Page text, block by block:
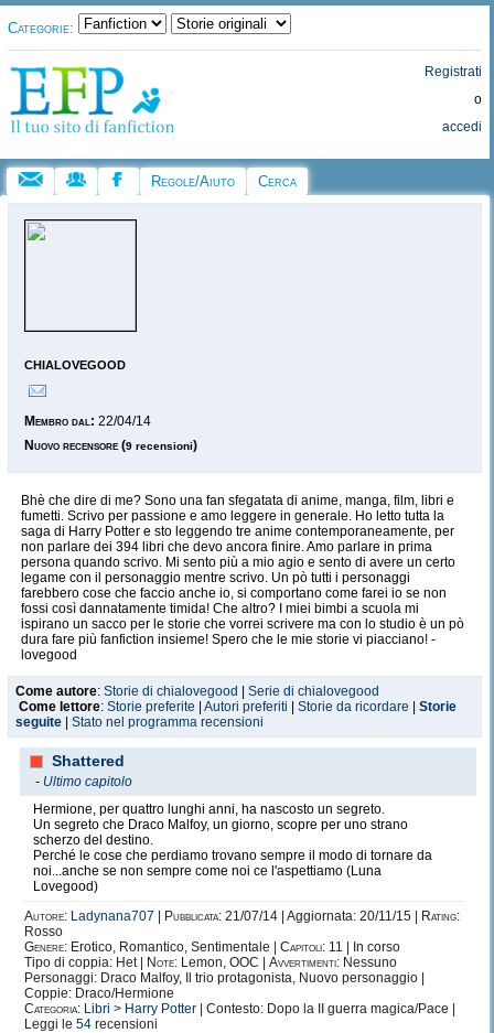
Categorie:
Registrati
o
accedi
Regole/Aiuto Cerca
chialovegood
Membro dal: 22/04/14
Nuovo recensore (9 recensioni)
Bhè che dire di me? Sono una fan sfegatata di anime, manga, film, libri e
fumetti. Scrivo per passione e amo leggere in generale. Ho letto tutta la
saga di Harry Potter e sto leggendo tre anime contemporaneamente, per
non parlare dei 394 libri che devo ancora finire. Amo parlare in prima
persona quando scrivo. Mi sento più a mio agio e sento di avere un certo
legame con il personaggio mentre scrivo. Un pò tutti i personaggi
farebbero cose che faccio anche io, si comportano come farei io se non
fossi così dannatamente timida! Che altro? I miei bimbi a scuola mi
ispirano un sacco per le storie che vorrei scrivere ma con lo studio è un pò
dura fare più fanfiction insieme! Spero che le mie storie vi piacciano! -
lovegood
Come autore: Storie di chialovegood
Serie di chialovegood
Come lettore: Storie preferite Autori preferiti Storie da ricordare
Storie
seguite
Stato nel programma recensioni
Shattered
- Ultimo capitolo
Hermione, per quattro lunghi anni, ha nascosto un segreto.
Un segreto che Draco Malfoy, un giorno, scopre per uno strano
scherzo del destino.
Perché le cose che perdiamo trovano sempre il modo di tornare da
noi...anche se non sempre come noi ce l'aspettiamo (Luna
Lovegood)
Autore: Ladynana707 Pubblicata: 21/07/14 | Aggiornata: 20/11/15 |
Rating:
Rosso
Genere: Erotico, Romantico, Sentimentale | Capitoli: 11 | In corso
Tipo di coppia: Het |
Note: Lemon, OOC | Avvertimenti: Nessuno
Personaggi: Draco Malfoy, Il trio protagonista, Nuovo personaggio |
Coppie: Draco/Hermione
Categoria: Libri > Harry Potter | Contesto: Dopo la II guerra magica/Pace |
Leggi le 54 recensioni